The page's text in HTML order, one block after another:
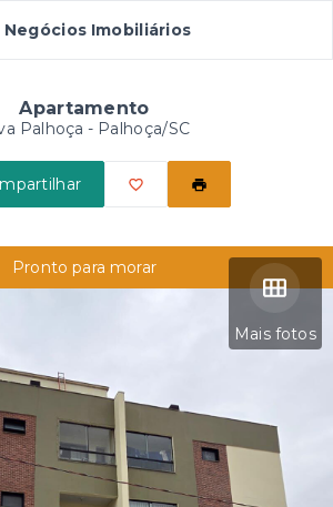
Negócios Imobiliários
Apartamento
Palhoça - Palhoça/SC
Mais fotos
Pronto para morar